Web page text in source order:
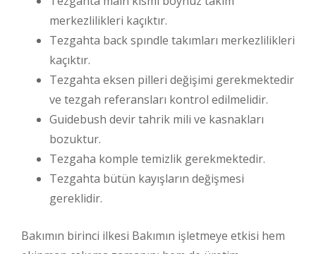
merkezlilikleri kaçıktır.
Tezgahta back spındle takımları merkezlilikleri
kaçıktır.
Tezgahta eksen pilleri değişimi gerekmektedir
ve tezgah referansları kontrol edilmelidir.
Guidebush devir tahrik mili ve kasnakları
bozuktur.
Tezgaha komple temizlik gerekmektedir.
Tezgahta bütün kayışların değişmesi
gereklidir.
Bakımın birinci ilkesi Bakımın işletmeye etkisi hem